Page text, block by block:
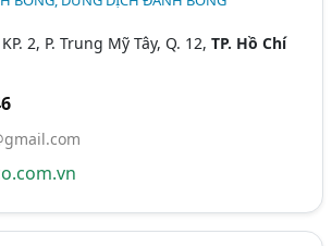
2, P. Trung Mỹ Tây, Q. 12,TP. Hồ Chí